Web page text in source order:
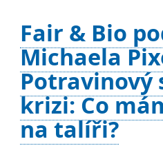
Fair & Bio
Michaela
Potravinový
krizi: Co
na talíři?